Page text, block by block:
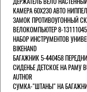
КАМЕРА 60X230 АВТО
ЗАМОК ПРОТИВОУГОННЫЙ
ВЕЛОКОМПЬЮТЕР 8-13111045
НАБОР ИНСТРУМЕНТОВ
BIKEHAND
БАГАЖНИК 5-440458
СИДЕНЬЕ ДЕТСКОЕ НА РАМУ
AUTHOR
СУМКА-"ШТАНЫ" НА